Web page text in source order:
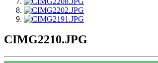
CIMG2210.JPG